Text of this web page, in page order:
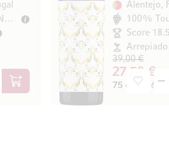
65% Touriga Nacional
In den Warenkorb
Alentejo,
Score
Arrepiado
27,50 €
39,00 €
75 cl (36,67